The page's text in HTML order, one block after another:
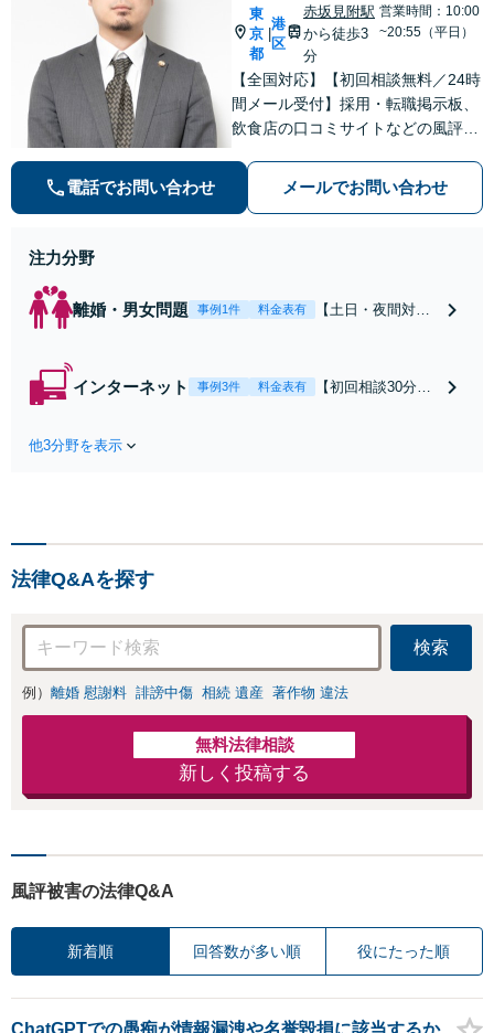
東
京
都
港
区
赤坂見附駅
から徒歩3
分
営業時間：10:00
~20:55（平日）
【全国対応】【初回相談無料／24時
間メール受付】採用・転職掲示板、
飲食店の口コミサイトなどの風評被
の種類を問わず相談可。可能な限り
早期対応で駆けつけサポート【労
電話でお問い合わせ メールでお問い合わせ
注力分野
離婚・男女問題 事例1件 料金表有
【土日・夜間対応
れたら、サインす
インターネット 事例3件 料金表有
【初回相談30分無
お店の風評被害対
応可：開示請求の
意見照会が来たと
きの対処法、被害
者との示談交渉
他3分野を表示
法律Q&Aを探す
検索
例） 離婚 慰謝料 誹謗中傷 相続 遺産 著作物 違法
無料法律相談
新しく投稿する
風評被害の法律Q&A
新着順 回答数が多い順 役にたった順
ChatGPTでの愚痴が情報漏洩や名誉毀損に該当するか